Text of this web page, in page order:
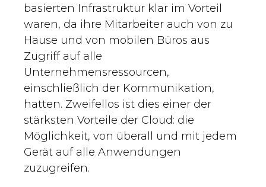
basierten Infrastruktur klar im Vorteil
waren, da ihre Mitarbeiter auch von zu
Hause und von mobilen Büros aus
Zugriff auf alle
Unternehmensressourcen,
einschließlich der Kommunikation,
hatten. Zweifellos ist dies einer der
stärksten Vorteile der Cloud: die
Möglichkeit, von überall und mit jedem
Gerät auf alle Anwendungen
zuzugreifen.